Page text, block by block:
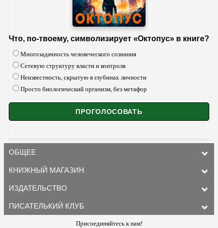
Что, по-твоему, символизирует «Октопус» в книге?
Многозадачность человеческого сознания
Сетевую структуру власти и контроля
Неизвестность, скрытую в глубинах личности
Просто биологический организм, без метафор
ОБЩЕЕ
КНИЖНЫЙ МАГАЗИН
ИЗДАТЕЛЬСТВО
ПИСАТЕЛЬКИЙ КЛУБ
Присоединяйтесь к нам!